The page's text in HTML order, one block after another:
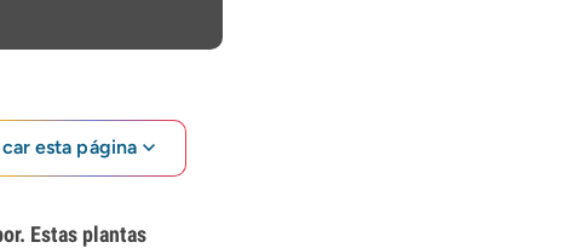
esta página
Estas plantas